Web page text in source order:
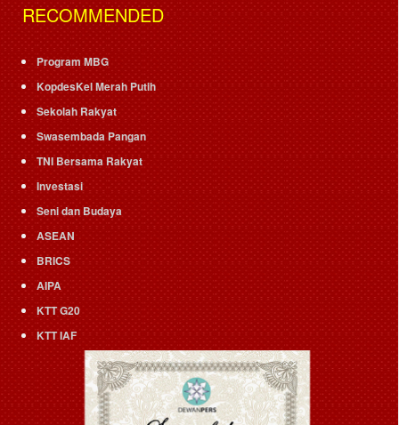
RECOMMENDED
Program MBG
KopdesKel Merah Putih
Sekolah Rakyat
Swasembada Pangan
TNI Bersama Rakyat
Investasi
Seni dan Budaya
ASEAN
BRICS
AIPA
KTT G20
KTT IAF